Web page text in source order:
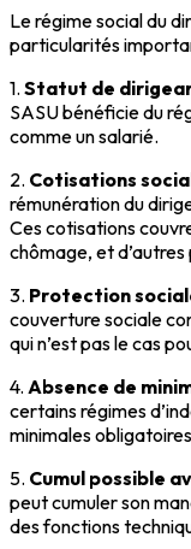
Le régime social du
particularités
1. Statut de
SASU bénéficie du
comme un salarié.
2. Cotisations
rémunération du
Ces cotisations
chômage, et
3. Protection
couverture sociale
qui n’est pas le cas
4. Absence de
certains régimes
minimales
5. Cumul possible
peut cumuler son
des fonctions